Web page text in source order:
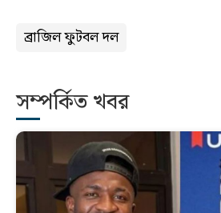
ব্রাজিল ফুটবল দল
সম্পর্কিত খবর